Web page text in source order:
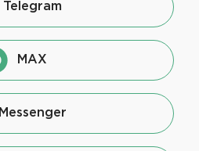
Telegram
MAX
Messenger